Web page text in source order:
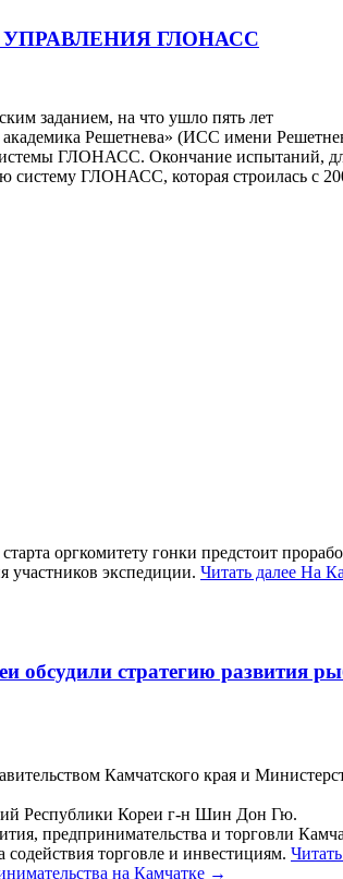
ГЛОНАСС
заданием, на что ушло пять лет
Решетнева» (ИСС имени
ГЛОНАСС. Окончание испытаний,
ГЛОНАСС, которая строилась с
оргкомитету гонки предстоит
участников экспедиции. Читать далее На
обсудили стратегию развития
Камчатского края и
Республики Кореи г-н Шин Дон Гю.
предпринимательства и торговли
торговле и инвестициям.
на Камчатке →